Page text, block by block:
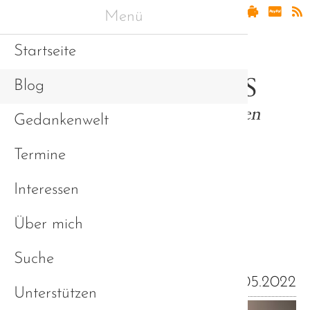
Erfahrungen und
Sichtweisen (Blog)
19.05.2022
Menü
Startseite
Blog
Gedankenwelt
Termine
Interessen
Über mich
Suche
Unterstützen